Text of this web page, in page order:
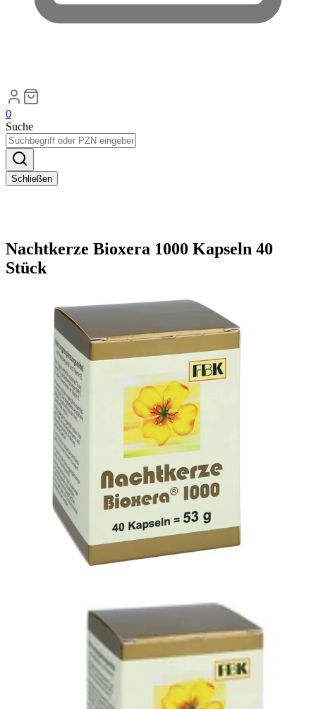
0
Suche
Schließen
Nachtkerze Bioxera 1000 Kapseln 40
Stück